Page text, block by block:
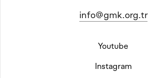
info@gmk.org.tr
Youtube
Instagram